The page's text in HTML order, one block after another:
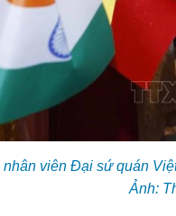
viên Đại sứ quán
Ảnh: